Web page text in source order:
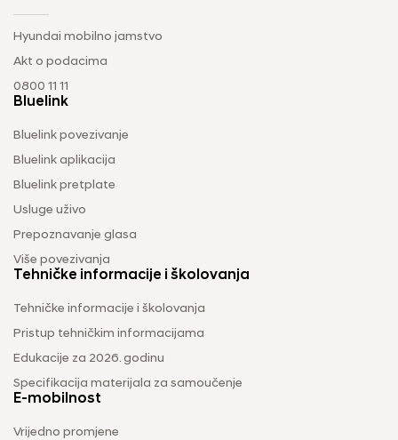
Hyundai mobilno jamstvo
Akt o podacima
0800 11 11
Bluelink
Bluelink povezivanje
Bluelink aplikacija
Bluelink pretplate
Usluge uživo
Prepoznavanje glasa
Više povezivanja
Tehničke informacije i školovanja
Tehničke informacije i školovanja
Pristup tehničkim informacijama
Edukacije za 2026. godinu
Specifikacija materijala za samoučenje
E-mobilnost
Vrijedno promjene